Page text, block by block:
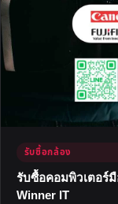
รับซื้อกล้อง
รับซื้อคอมพิวเตอร์มื
Winner IT